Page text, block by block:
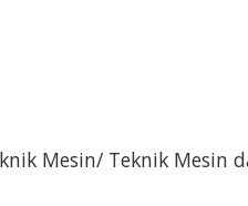
Mesin/ Teknik Mesin